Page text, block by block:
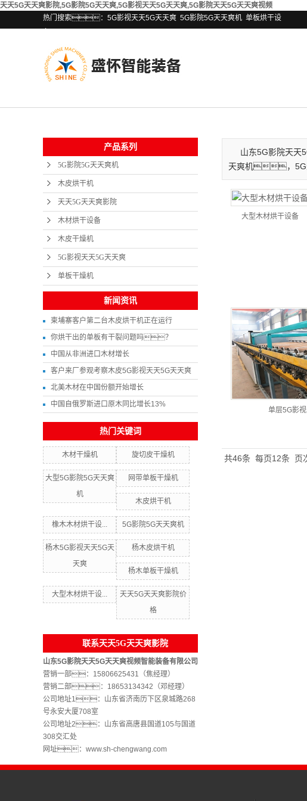
天天5G天天爽影院,5G影院5G天天爽,5G影视天天5G天天爽,5G影院天天5G天天爽视频
热门搜索： 5G影视天天5G天天爽 5G影院5G天天爽机 单板烘干设
产品系列
5G影院5G天天爽机
木皮烘干机
天天5G天天爽影院
木材烘干设备
木皮干燥机
5G影视天天5G天天爽
单板干燥机
新闻资讯
柬埔寨客户第二台木皮烘干机正在运行
你烘干出的单板有干裂问题吗？
中国从非洲进口木材增长
客户来厂参观考察木皮5G影视天天5G天天爽
北美木材在中国份额开始增长
中国自俄罗斯进口原木同比增长13%
热门关键词
木材干燥机 旋切皮干燥机
大型5G影院5G天天爽
机
网带单板干燥机
木皮烘干机
橡木木材烘干设... 5G影院5G天天爽机
杨木5G影视天天5G天
天爽
杨木皮烘干机
杨木单板干燥机
大型木材烘干设...
天天5G天天爽影院价
格
联系天天5G天天爽影院
山东5G影院天天5G天天爽视频智能装备有限公司
营销一部：15806625431（焦经理）
营销二部：18653134342（邓经理）
公司地址1：山东省济南历下区泉城路268
号永安大厦708室
公司地址2：山东省高唐县国道105与国道
308交汇处
网址：www.sh-chengwang.com
山东5G影院天天
天爽机，5G影
大型木材烘干设备
单层5G影
共46条 每页12条 页